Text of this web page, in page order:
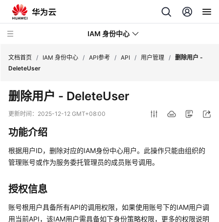
IAM 身份中心
最
新
动
品
介
速
入
文档首页 / IAM 身份中心 / API参考 / API / 用户管理 / 删除用户 -
DeleteUser
删除用户 - DeleteUser
更新时间： 2025-12-12 GMT+08:00
功能介绍
根据用户ID，删除对应的IAM身份中心用户。此操作只能由组织的
管理账号或作为服务委托管理员的成员账号调用。
授权信息
账号根用户具备所有API的调用权限，如果使用账号下的IAM用户调
用当前API，该IAM用户需具备如下身份策略权限，更多的权限说明